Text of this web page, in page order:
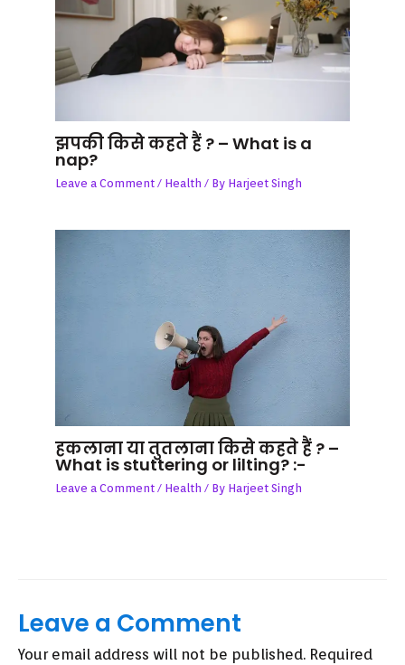
झपकी किसे कहते हैं ? – What is a
nap?
Leave a Comment / Health / By Harjeet Singh
हकलाना या तुतलाना किसे कहते हैं ? –
What is stuttering or lilting? :-
Leave a Comment / Health / By Harjeet Singh
Leave a Comment
Your email address will not be published. Required